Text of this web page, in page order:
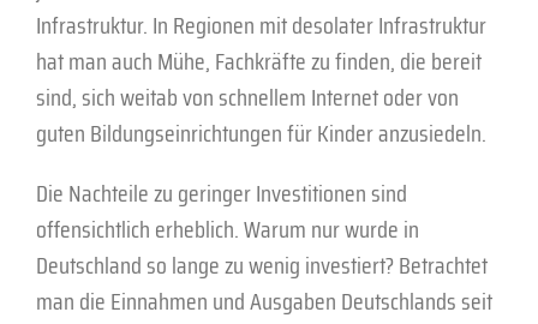
Infrastruktur. In Regionen mit desolater Infrastruktur
hat man auch Mühe, Fach­kräfte zu finden, die bereit
sind, sich weitab von schnellem Internet oder von
guten Bildungseinrichtungen für Kinder anzusiedeln.
Die Nachteile zu geringer Investitionen sind
offensichtlich erheblich. Warum nur wurde in
Deutschland so lange zu wenig investiert? Betrachtet
man die Einnahmen und Ausgaben Deutschlands seit